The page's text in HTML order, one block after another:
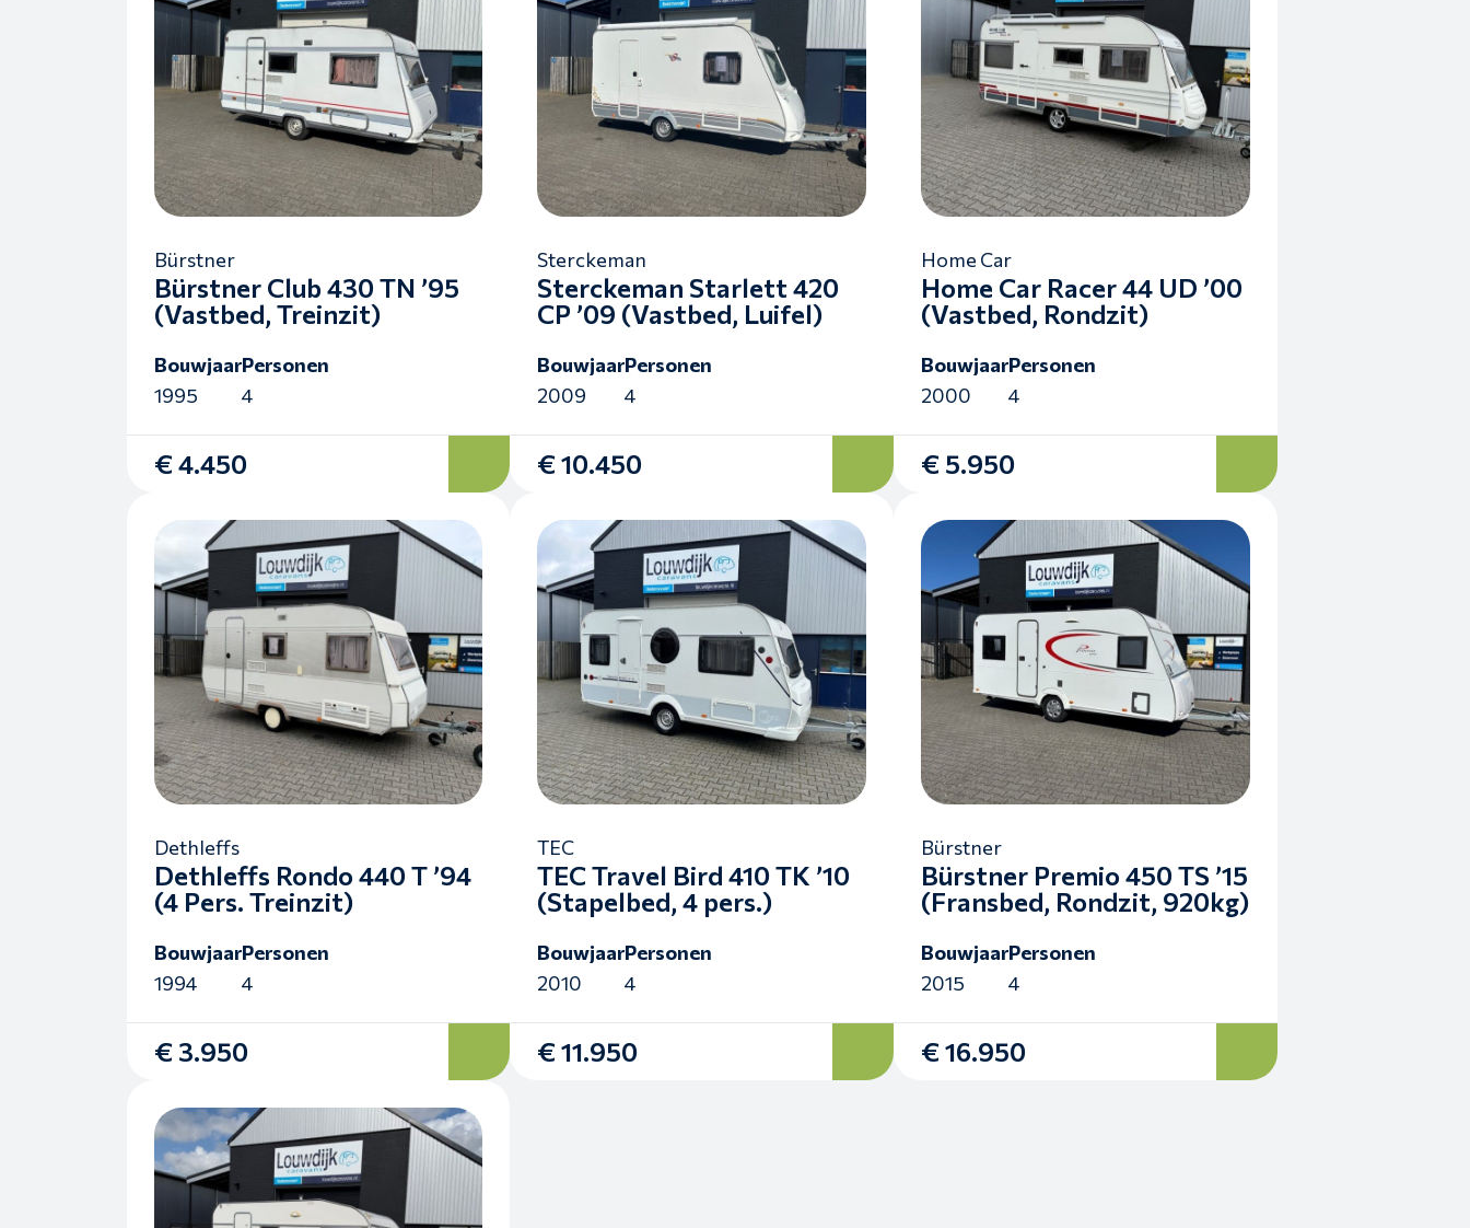
Bürstner
Bürstner Club 430 TN ’95
(Vastbed, Treinzit)
Bouwjaar
1995
Personen
4
€ 4.450
Sterckeman
Sterckeman Starlett 420
CP ’09 (Vastbed, Luifel)
Bouwjaar
2009
Personen
4
€ 10.450
Home Car
Home Car Racer 44 UD ’00
(Vastbed, Rondzit)
Bouwjaar
2000
Personen
4
€ 5.950
Dethleffs
Dethleffs Rondo 440 T ’94
(4 Pers. Treinzit)
Bouwjaar
1994
Personen
4
€ 3.950
TEC
TEC Travel Bird 410 TK ’10
(Stapelbed, 4 pers.)
Bouwjaar
2010
Personen
4
€ 11.950
Bürstner
Bürstner Premio 450 TS ’15
(Fransbed, Rondzit, 920kg)
Bouwjaar
2015
Personen
4
€ 16.950